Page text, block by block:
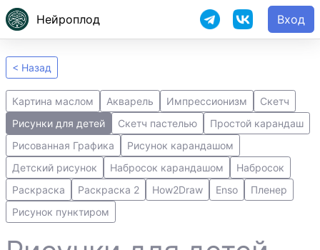
Нейроплод Вход
< Назад
Картина маслом Акварель Импрессионизм
Скетч
Рисунки для детей
Скетч пастелью
Простой карандаш
Рисованная Графика
Рисунок карандашом
Детский рисунок
Набросок карандашом
Набросок
Раскраска
Раскраска 2 How2Draw Enso
Пленер
Рисунок пунктиром